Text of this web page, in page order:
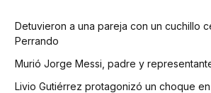
Detuvieron a una pareja con un cuchillo
Perrando
Murió Jorge Messi, padre y
Livio Gutiérrez protagonizó un choque